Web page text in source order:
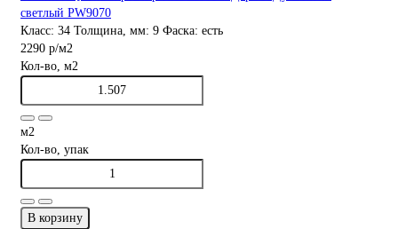
светлый PW9070
Класс: 34 Толщина, мм: 9 Фаска: есть
2290 р/м2
Кол-во, м2
м2
Кол-во, упак
В корзину